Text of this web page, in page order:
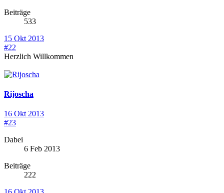
Beiträge
533
15 Okt 2013
#22
Herzlich Willkommen
Rijoscha
16 Okt 2013
#23
Dabei
6 Feb 2013
Beiträge
222